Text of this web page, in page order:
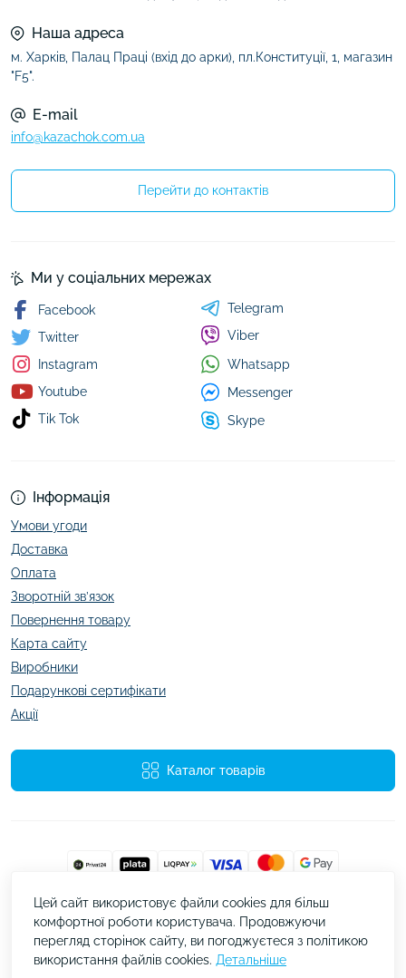
Наша адреса
м. Харків, Палац Праці (вхід до арки), пл.Конституції, 1, магазин
"F5".
E-mail
info@kazachok.com.ua
Перейти до контактів
Інформація
Умови угоди
Доставка
Оплата
Зворотній зв’язок
Повернення товару
Карта сайту
Виробники
Подарункові сертифікати
Акції
Каталог товарів
Ми у соціальних мережах
Facebook
Twitter
Instagram
Youtube
Tik Tok
Telegram
Viber
Whatsapp
Messenger
Skype
kazachok.com.ua © 2026
Цей сайт використовує файли cookies для більш
комфортної роботи користувача. Продовжуючи
перегляд сторінок сайту, ви погоджуєтеся з політикою
використання файлів cookies. Детальніше